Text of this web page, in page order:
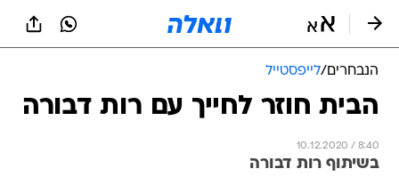
הנבחרים/לייפסטייל
הבית חוזר לחייך עם רות דבורה
10.12.2020 / 8:40
בשיתוף רות דבורה